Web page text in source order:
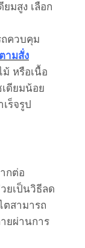
มสูง เลือก
ถควบคุม
ามสั่ง
หรือเนื้อ
ดียมน้อย
ร็จรูป
กต่อ
ยเป็นวิธีลด
ตสามารถ
ยผ่านการ